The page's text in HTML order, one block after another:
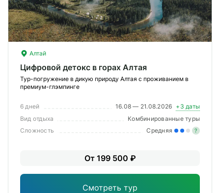
Алтай
Цифровой детокс в горах Алтая
Тур-погружение в дикую природу Алтая c проживанием в
премиум-глэмпинге
6 дней 16.08 — 21.08.2026 +3 даты
Вид отдыха
Комбинированные туры
Сложность
Средняя ?
От 199 500 ₽
Смотреть тур